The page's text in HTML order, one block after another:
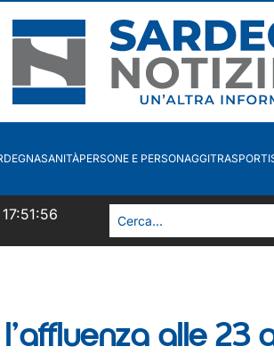
SANITÀPERSONE E PERSONAGGITRASPORTI
alle 23